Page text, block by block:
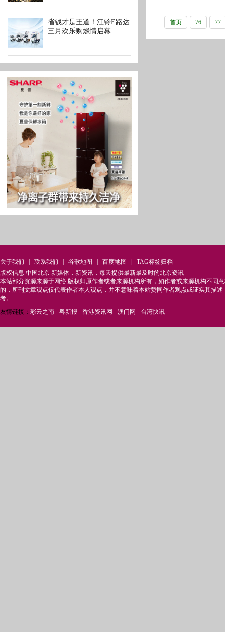
省钱才是王道！江铃E路达
三月欢乐购燃情启幕
首页 76 77
关于我们 联系我们 谷歌地图 百度地图
TAG标签归档
版权信息 中国北京 新媒体，新资讯，每天提供最新最及时的北京资讯
本站部分资源来源于网络,版权归原作者或者来源机构所有，如作者或来源机构不同
的，所刊文章观点仅代表作者本人观点，并不意味着本站赞同作者观点或证实其描
考。
友情链接： 彩云之南 粤新报 香港资讯网 澳门网 台湾快讯